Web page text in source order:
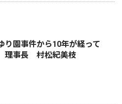
園事件から10年が経って
理事長 村松紀美枝